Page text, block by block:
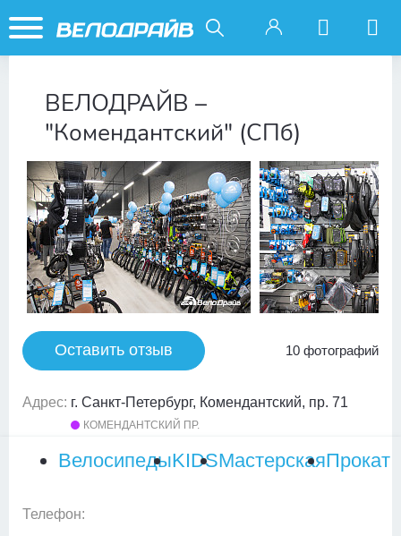
ВЕЛОДРАЙВ –
"Комендантский" (СПб)
Оставить отзыв 10 фотографий
Адрес: г. Санкт-Петербург, Комендантский, пр. 71
КОМЕНДАНТСКИЙ ПР.
ВелосипедыKIDSМастерскаяПрокат
Телефон: